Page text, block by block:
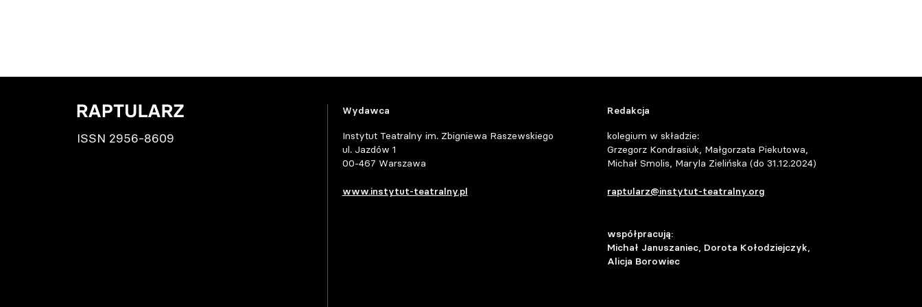
ISSN 2956-8609
Wydawca
Instytut Teatralny im. Zbigniewa Raszewskiego
ul. Jazdów 1
00-467 Warszawa
www.instytut-teatralny.pl
Redakcja
kolegium w składzie:
Grzegorz Kondrasiuk, Małgorzata Piekutowa,
Michał Smolis, Maryla Zielińska (do 31.12.2024)
raptularz@instytut-teatralny.org
współpracują:
Michał Januszaniec, Dorota Kołodziejczyk,
Alicja Borowiec